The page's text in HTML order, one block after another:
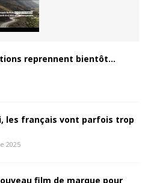
reprennent bientôt…
les français vont parfois trop
2025
film de marque pour